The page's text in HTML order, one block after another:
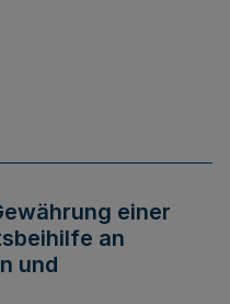
einer
an
und